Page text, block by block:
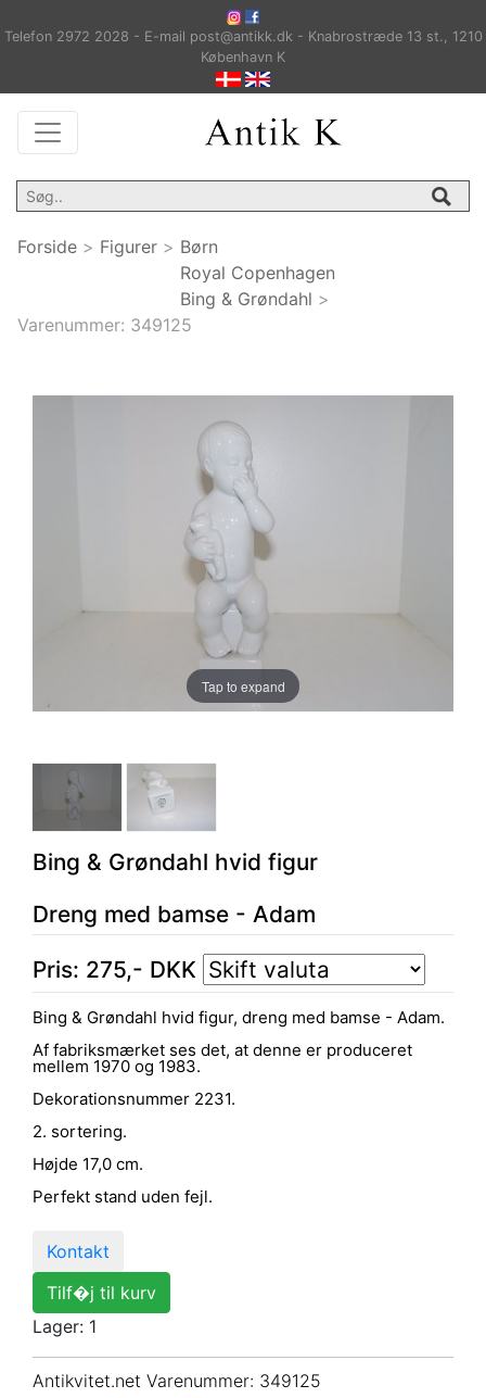
Telefon 2972 2028 - E-mail post@antikk.dk - Knabrostræde 13 st., 1210
København K
Forside > Figurer > Børn
Royal Copenhagen
Bing & Grøndahl >
Varenummer: 349125
Tap to expand
Bing & Grøndahl hvid figur
Dreng med bamse - Adam
Pris: 275,- DKK
Bing & Grøndahl hvid figur, dreng med bamse - Adam.
Af fabriksmærket ses det, at denne er produceret
mellem 1970 og 1983.
Dekorationsnummer 2231.
2. sortering.
Højde 17,0 cm.
Perfekt stand uden fejl.
Kontakt
Tilf�j til kurv
Lager: 1
Antikvitet.net Varenummer: 349125